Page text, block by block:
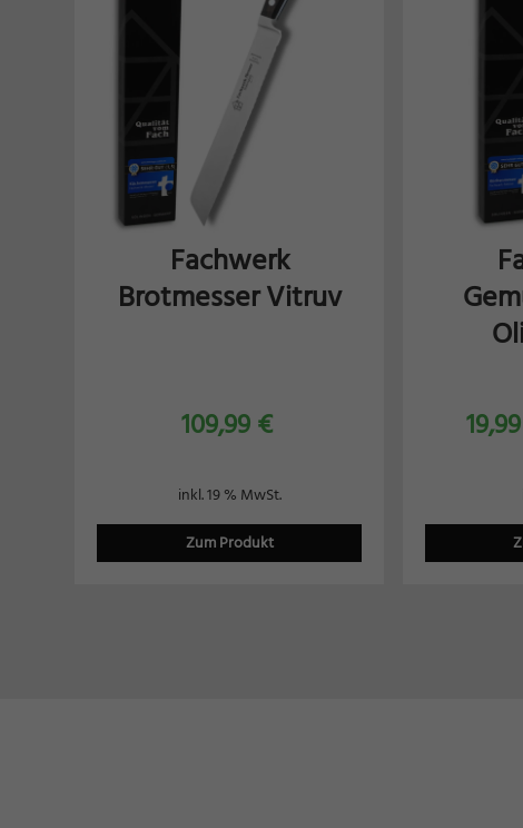
Fachwerk
Brotmesser Vitruv
109,99 €
Zum Produkt
inkl. 19 % MwSt.
19,99